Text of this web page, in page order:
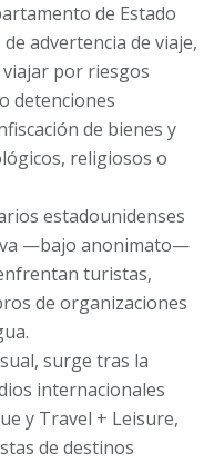
de Estado
advertencia de viaje,
viajar por riesgos
detenciones
de bienes y
religiosos o
estadounidenses
—bajo anonimato—
turistas,
de organizaciones
surge tras la
internacionales
y Travel + Leisure,
de destinos